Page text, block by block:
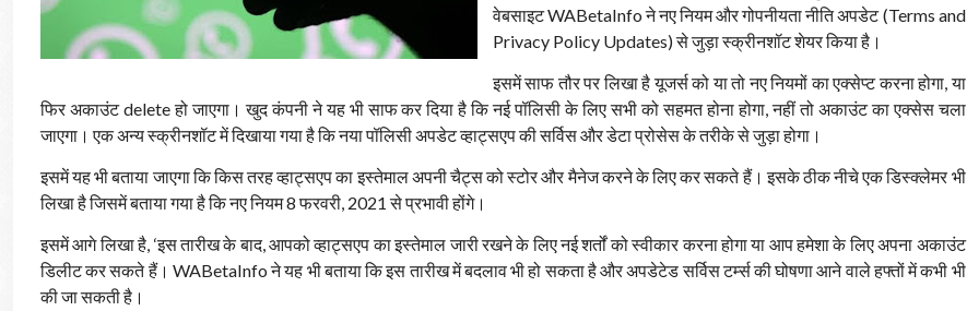
वेबसाइट WABetaInfo ने नए नियम और गोपनीयता नीति अपडेट (Terms and
Privacy Policy Updates) से जुड़ा स्क्रीनशॉट शेयर किया है।
इसमें साफ तौर पर लिखा है यूजर्स को या तो नए नियमों का एक्सेप्ट करना होगा, या
फिर अकाउंट delete हो जाएगा। खुद कंपनी ने यह भी साफ कर दिया है कि नई पॉलिसी के लिए सभी को सहमत होना होगा, नहीं तो अकाउंट का एक्सेस चला
जाएगा। एक अन्य स्क्रीनशॉट में दिखाया गया है कि नया पॉलिसी अपडेट व्हाट्सएप की सर्विस और डेटा प्रोसेस के तरीके से जुड़ा होगा।
इसमें यह भी बताया जाएगा कि किस तरह व्हाट्सएप का इस्तेमाल अपनी चैट्स को स्टोर और मैनेज करने के लिए कर सकते हैं। इसके ठीक नीचे एक डिस्क्लेमर भी
लिखा है जिसमें बताया गया है कि नए नियम 8 फरवरी, 2021 से प्रभावी होंगे।
इसमें आगे लिखा है, ‘इस तारीख के बाद, आपको व्हाट्सएप का इस्तेमाल जारी रखने के लिए नई शर्तों को स्वीकार करना होगा या आप हमेशा के लिए अपना अकाउंट
डिलीट कर सकते हैं। WABetaInfo ने यह भी बताया कि इस तारीख में बदलाव भी हो सकता है और अपडेटेड सर्विस टर्म्स की घोषणा आने वाले हफ्तों में कभी भी
की जा सकती है।